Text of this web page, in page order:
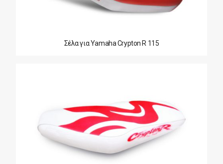
Σέλα για Yamaha Crypton R 115